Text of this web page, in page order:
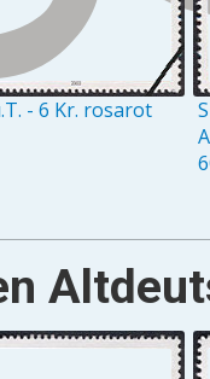
- 6 Kr. rosarot